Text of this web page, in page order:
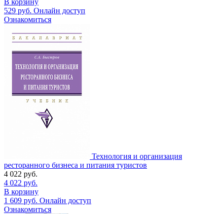
529 руб. Онлайн доступ
Ознакомиться
Технология и организация
ресторанного бизнеса и питания туристов
4 022 руб.
4 022 руб.
В корзину
1 609 руб. Онлайн доступ
Ознакомиться